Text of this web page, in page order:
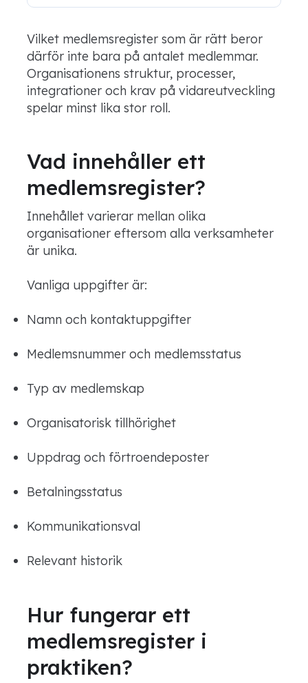
Vilket medlemsregister som är rätt beror
därför inte bara på antalet medlemmar.
Organisationens struktur, processer,
integrationer och krav på vidareutveckling
spelar minst lika stor roll.
Vad innehåller ett
medlemsregister?
Innehållet varierar mellan olika
organisationer eftersom alla verksamheter
är unika.
Vanliga uppgifter är:
Namn och kontaktuppgifter
Medlemsnummer och medlemsstatus
Typ av medlemskap
Organisatorisk tillhörighet
Uppdrag och förtroendeposter
Betalningsstatus
Kommunikationsval
Relevant historik
Hur fungerar ett
medlemsregister i
praktiken?